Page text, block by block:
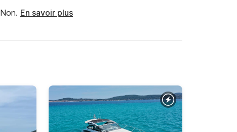
Non. En savoir plus